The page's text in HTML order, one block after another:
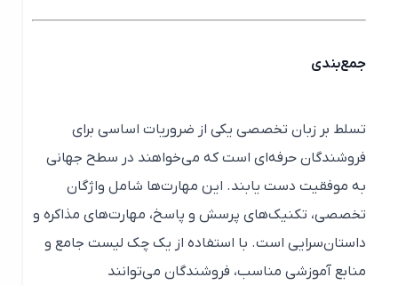
جمع‌بندی
تسلط بر زبان تخصصی یکی از ضروریات اساسی برای
فروشندگان حرفه‌ای است که می‌خواهند در سطح جهانی
به موفقیت دست یابند. این مهارت‌ها شامل واژگان
تخصصی، تکنیک‌های پرسش و پاسخ، مهارت‌های مذاکره و
داستان‌سرایی است. با استفاده از یک چک لیست جامع و
منابع آموزشی مناسب، فروشندگان می‌توانند